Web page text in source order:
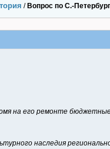
/ Вопрос по С.-
на его ремонте
наследия